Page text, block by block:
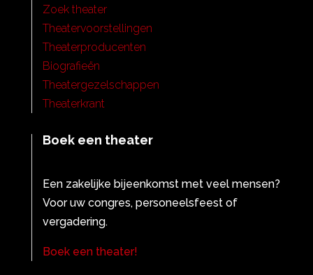
Zoek theater
Theatervoorstellingen
Theaterproducenten
Biografieën
Theatergezelschappen
Theaterkrant
Boek een theater
Een zakelijke bijeenkomst met veel mensen?
Voor uw congres, personeelsfeest of
vergadering.
Boek een theater!